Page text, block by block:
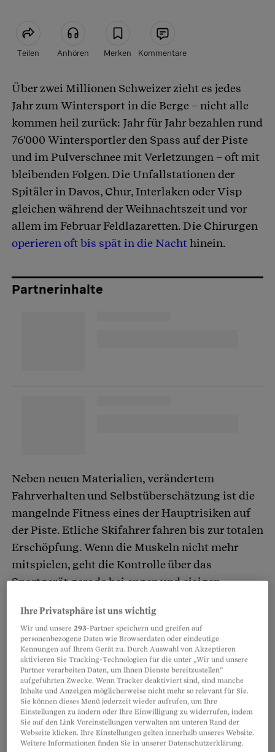
Teilen Anhören Merken Kommentare
Artikel teilen
Über zwei Millionen Schweizer zieht es jedes
Jahr zum Wintersport in die Berge – nicht alle
kommen heil zurück: Jahr für Jahr bezahlen rund
76'000 Wintersportler den Spass auf der Piste
und im Pulverschnee mit Verletzungen – oft mit
bleibenden Folgen. Die Unfallstationen der
Spitäler in Davos, Chur, Interlaken oder Visp
gleichen während der Weihnachtszeit und vor
allem im Februar Feldlazaretten. Die Chirurgen
operieren oft bis spät in die Nachthinein.
Partnerinhalte
Neben neuen Materialien, verändertem
Fahrverhalten und Selbstüberschätzung ist die
mangelnde Fitness eines der Hauptrisiken auf
der Piste. Etliche Skifahrer fahren bis zur totalen
Erschöpfung. Wenn die Muskeln nicht mehr
mitspielen, geht die Kontrolle über das
Sportgerät gerade bei engen und eisigen
Weitere Risikofaktoren sind:
sich unaufgewärmt in riskante Hänge
stürzen;
unzweckmässige Kleidung;
falsches oder schlecht gewartetes Material;
Ihre Privatsphäre ist uns wichtig
Wir und unsere293-Partner speichern und greifen auf
personenbezogene Daten wie Browserdaten oder eindeutige
Kennungen auf Ihrem Gerät zu. Durch Auswahl von Akzeptieren
aktivieren Sie Tracking-Technologien für die unter „Wir und unsere
Partner verarbeiten Daten, um Ihnen Dienste bereitzustellen“
aufgeführten Zwecke. Wenn Tracker deaktiviert sind, sind manche
Inhalte und Anzeigen möglicherweise nicht mehr so relevant für Sie.
Sie können dieses Menü jederzeit wieder aufrufen, um Ihre
Einstellungen zu ändern oder Ihre Einwilligung zu widerrufen, indem
Sie auf den Link Voreinstellungen verwalten am unteren Rand der
Webseite klicken. Ihre Einstellungen gelten innerhalb unseres Website.
Weitere Informationen finden Sie in unserer Datenschutzerklärung.